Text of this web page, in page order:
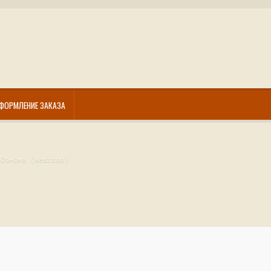
ЗАКАЗА
(Westcom)